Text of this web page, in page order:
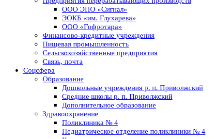
ООО ЭПО «Сигнал»
ЭОКБ «им. Глухарева»
ООО «Гофротара»
Финансово-кредитные учреждения
Пищевая промышленность
Сельскохозяйственные предприятия
Связь, почта
Соцсфера
Образование
Дошкольные учреждения р. п. Приволжский
Средние школы р. п. Приволжский
Дополнительное образование
Здравоохранение
Поликлиника № 4
Педиатрическое отделение поликлиники № 4